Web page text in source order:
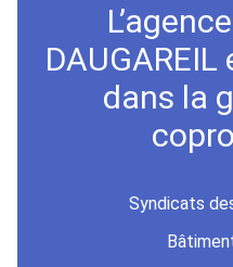
dans la
Syndicats